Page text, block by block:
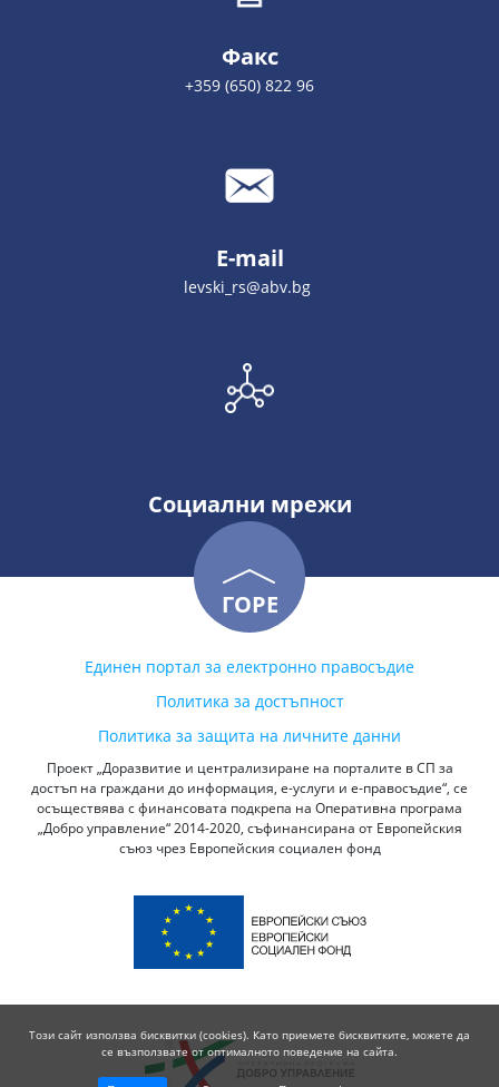
Факс
+359 (650) 822 96
E-mail
levski_rs@abv.bg
Социални мрежи
ГОРЕ
Единен портал за електронно правосъдие
Политика за достъпност
Политика за защита на личните данни
Проект „Доразвитие и централизиране на порталите в СП за
достъп на граждани до информация, е-услуги и е-правосъдие“, се
осъществява с финансовата подкрепа на Оперативна програма
„Добро управление“ 2014-2020, съфинансирана от Европейския
съюз чрез Европейския социален фонд
Този сайт използва бисквитки (cookies). Като приемете бисквитките, можете да
се възползвате от оптималното поведение на сайта.